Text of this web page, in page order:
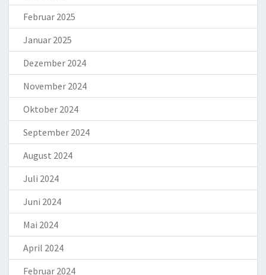
Februar 2025
Januar 2025
Dezember 2024
November 2024
Oktober 2024
September 2024
August 2024
Juli 2024
Juni 2024
Mai 2024
April 2024
Februar 2024